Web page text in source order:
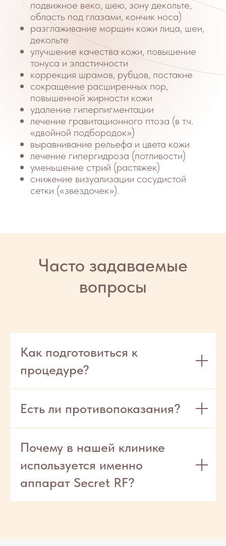
Как подготовиться к
процедуре?
Есть ли противопоказания?
Почему в нашей клинике
используется именно
аппарат Secret RF?